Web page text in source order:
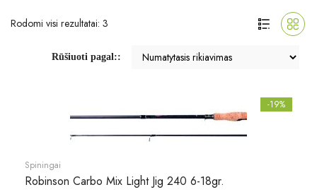
Rodomi visi rezultatai: 3
Rūšiuoti pagal::
-19%
Spiningai
Robinson Carbo Mix Light Jig 240 6-18gr.